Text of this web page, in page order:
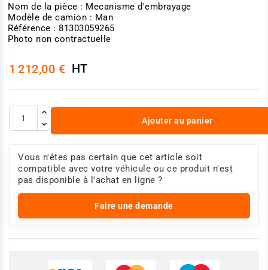
Nom de la pièce : Mecanisme d'embrayage
Modèle de camion : Man
Référence : 81303059265
Photo non contractuelle
1 212,00 € HT
Ajouter au panier
Vous n'êtes pas certain que cet article soit
compatible avec votre véhicule ou ce produit n'est
pas disponible à l'achat en ligne ?
Faire une demande